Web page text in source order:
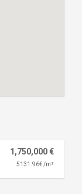
1,750,000 €
5131.96€ /m²